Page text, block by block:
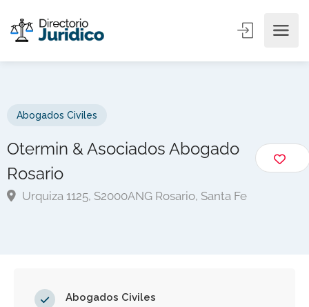
Abogados Civiles
Otermin & Asociados Abogado
Rosario
Urquiza 1125, S2000ANG Rosario, Santa Fe
Abogados Civiles